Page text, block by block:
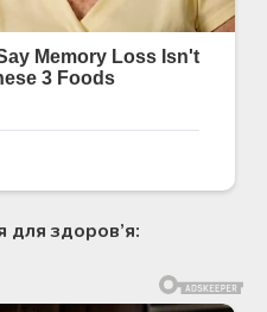
для здоров’я: